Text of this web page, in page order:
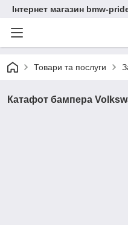
Інтернет магазин bmw-
Товари та послуги
Катафот бампера